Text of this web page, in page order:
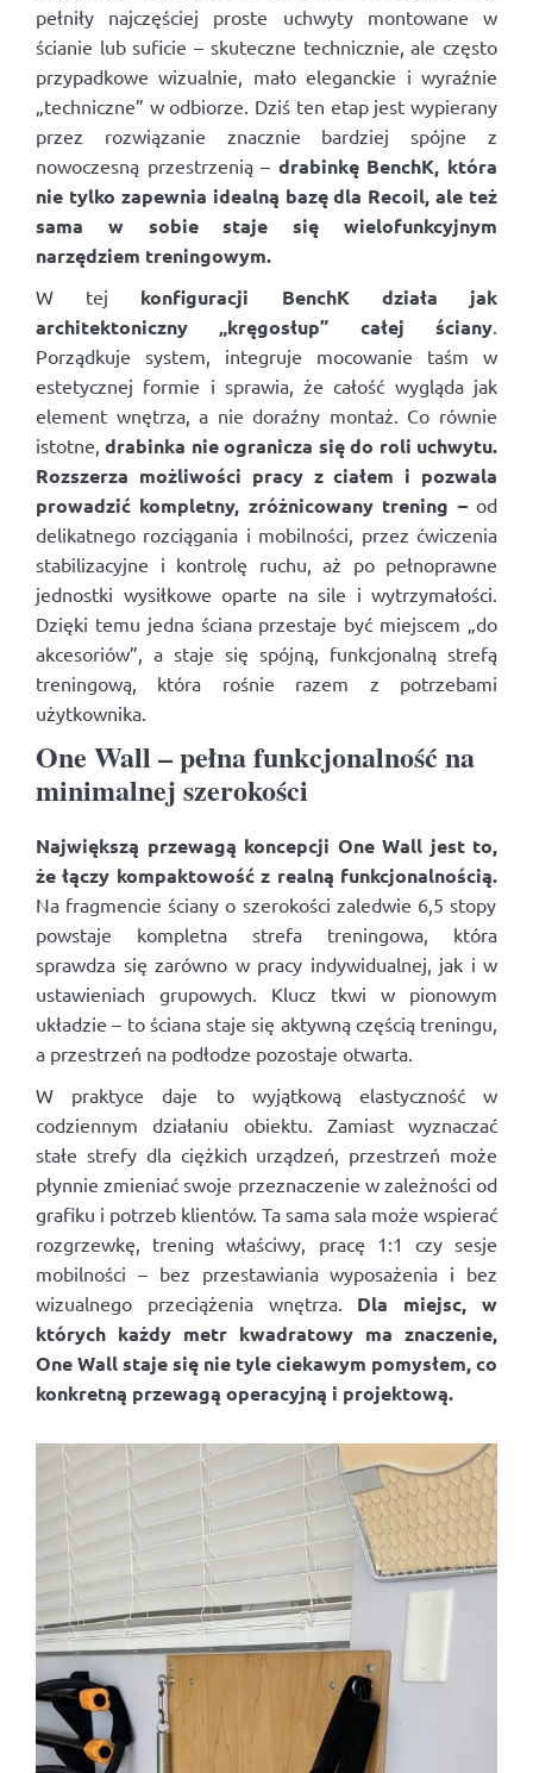
pełniły najczęściej proste uchwyty montowane w
ścianie lub suficie – skuteczne technicznie, ale często
przypadkowe wizualnie, mało eleganckie i wyraźnie
„techniczne” w odbiorze. Dziś ten etap jest wypierany
przez rozwiązanie znacznie bardziej spójne z
nowoczesną przestrzenią – drabinkę BenchK, która
nie tylko zapewnia idealną bazę dla Recoil, ale też
sama w sobie staje się wielofunkcyjnym
narzędziem treningowym.
W tej konfiguracji BenchK działa jak
architektoniczny „kręgosłup” całej ściany
Porządkuje system, integruje mocowanie taśm w
estetycznej formie i sprawia, że całość wygląda jak
element wnętrza, a nie doraźny montaż. Co równie
istotne,drabinka nie ogranicza się do roli uchwytu.
Rozszerza możliwości pracy z ciałem i pozwala
prowadzić kompletny, zróżnicowany trening – od
delikatnego rozciągania i mobilności, przez ćwiczenia
stabilizacyjne i kontrolę ruchu, aż po pełnoprawne
jednostki wysiłkowe oparte na sile i wytrzymałości.
Dzięki temu jedna ściana przestaje być miejscem „do
akcesoriów”, a staje się spójną, funkcjonalną strefą
treningową, która rośnie razem z potrzebami
użytkownika.
One Wall – pełna funkcjonalność na
minimalnej szerokości
Największą przewagą koncepcji One Wall jest to,
że łączy kompaktowość z realną funkcjonalnością.
Na fragmencie ściany o szerokości zaledwie 6,5 stopy
powstaje kompletna strefa treningowa, która
sprawdza się zarówno w pracy indywidualnej, jak i w
ustawieniach grupowych. Klucz tkwi w pionowym
układzie – to ściana staje się aktywną częścią treningu,
a przestrzeń na podłodze pozostaje otwarta.
W praktyce daje to wyjątkową elastyczność w
codziennym działaniu obiektu. Zamiast wyznaczać
stałe strefy dla ciężkich urządzeń, przestrzeń może
płynnie zmieniać swoje przeznaczenie w zależności od
grafiku i potrzeb klientów. Ta sama sala może wspierać
rozgrzewkę, trening właściwy, pracę 1:1 czy sesje
mobilności – bez przestawiania wyposażenia i bez
wizualnego przeciążenia wnętrza. Dla miejsc, w
których każdy metr kwadratowy ma znaczenie,
One Wall staje się nie tyle ciekawym pomysłem, co
konkretną przewagą operacyjną i projektową.